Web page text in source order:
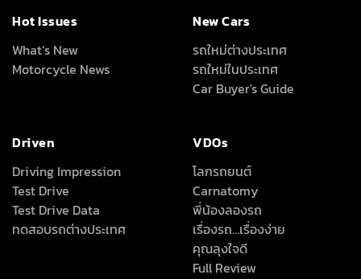
Hot Issues
What’s New
Motorcycle News
New Cars
รถใหม่ต่างประเทศ
รถใหม่ในประเทศ
Car Buyer's Guide
Driven
Driving Impression
Test Drive
Test Drive Data
ทดสอบรถต่างประเทศ
VDOs
โลกรถยนต์
Carnatomy
พี่น้องลองรถ
เรื่องรถ…เรื่องง่าย
คุณลุงใจดี
Full Review